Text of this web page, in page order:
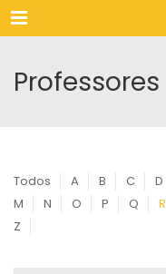
Menu
Professores
Todos A B C D
M
N O P Q R
Z